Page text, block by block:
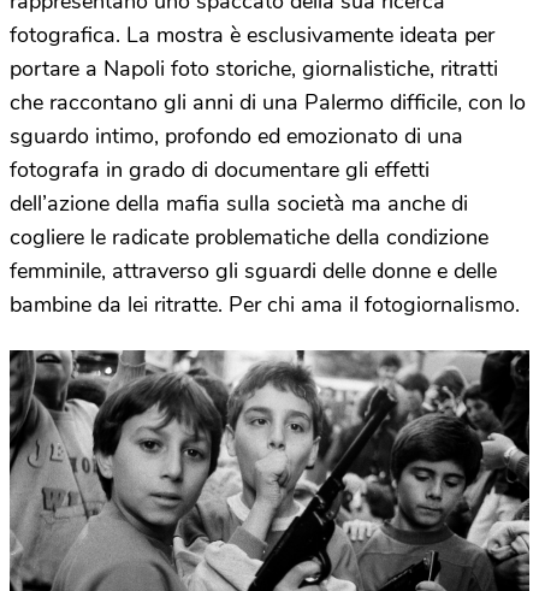
fotografica. La mostra è esclusivamente ideata per
portare a Napoli foto storiche, giornalistiche, ritratti
che raccontano gli anni di una Palermo difficile, con lo
sguardo intimo, profondo ed emozionato di una
fotografa in grado di documentare gli effetti
dell’azione della mafia sulla società ma anche di
cogliere le radicate problematiche della condizione
femminile, attraverso gli sguardi delle donne e delle
bambine da lei ritratte. Per chi ama il fotogiornalismo.